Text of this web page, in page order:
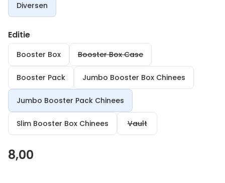
Diversen
Editie
Booster Box Booster Box Case
Booster Pack Jumbo Booster Box Chinees
Jumbo Booster Pack Chinees
Slim Booster Box Chinees Vault
8,00